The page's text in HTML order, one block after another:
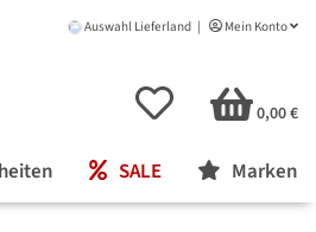
Auswahl Lieferland Mein Konto
0,00 €
SALE Marken